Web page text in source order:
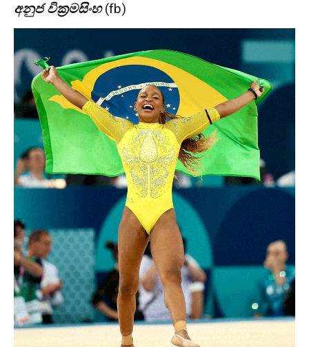
අනුජ වික්‍රමසිංහ(fb)